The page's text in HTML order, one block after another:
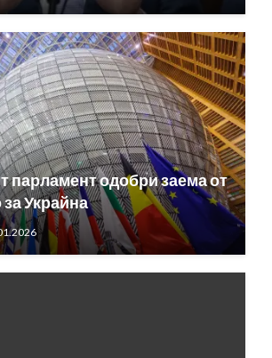
парламент одобри заема от
Украйна